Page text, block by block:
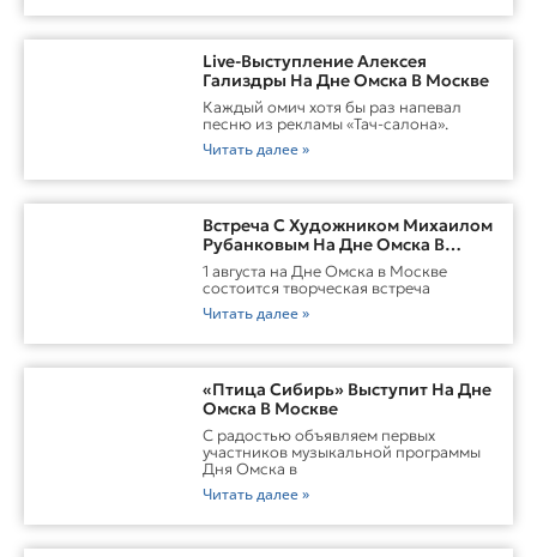
Live-Выступление Алексея
Гализдры На Дне Омска В Москве
Каждый омич хотя бы раз напевал
песню из рекламы «Тач-салона».
Читать далее »
Встреча С Художником Михаилом
Рубанковым На Дне Омска В
Москве
1 августа на Дне Омска в Москве
состоится творческая встреча
Читать далее »
«Птица Сибирь» Выступит На Дне
Омска В Москве
С радостью объявляем первых
участников музыкальной программы
Дня Омска в
Читать далее »